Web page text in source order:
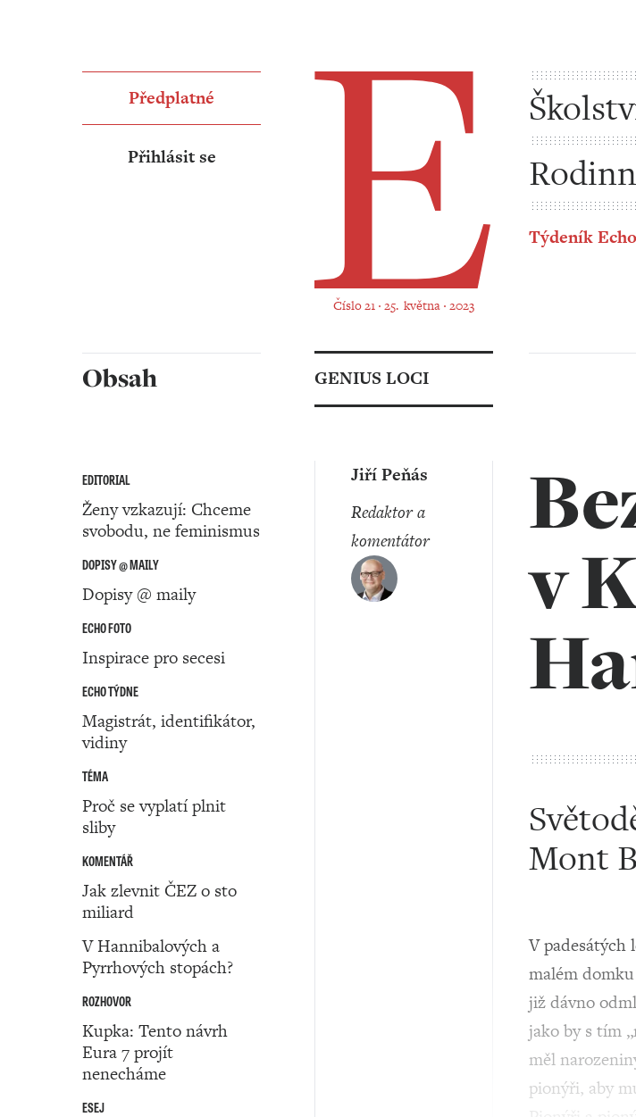
Číslo 21 ‧ 25. května ‧ 2023
Týdeník Echo
Předplatné
Přihlásit se
Obsah
EDITORIAL
Ženy vzkazují: Chceme
svobodu, ne feminismus
DOPISY @ MAILY
Dopisy @ maily
ECHO FOTO
Inspirace pro secesi
ECHO TÝDNE
Magistrát, identifikátor,
vidiny
TÉMA
Proč se vyplatí plnit
sliby
KOMENTÁŘ
Jak zlevnit ČEZ o sto
miliard
V Hannibalových a
Pyrrhových stopách?
ROZHOVOR
Kupka: Tento návrh
Eura 7 projít
nenecháme
ESEJ
GENIUS LOCI
v
Mont
Jiří Peňás
redaktor a
komentátor
V padesátých
malém
již dávno
jako by s tím
měl
pionýři, aby